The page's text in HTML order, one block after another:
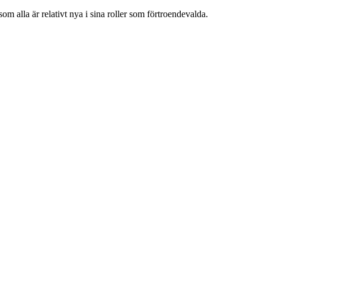
alla är relativt nya i sina roller som förtroendevalda.